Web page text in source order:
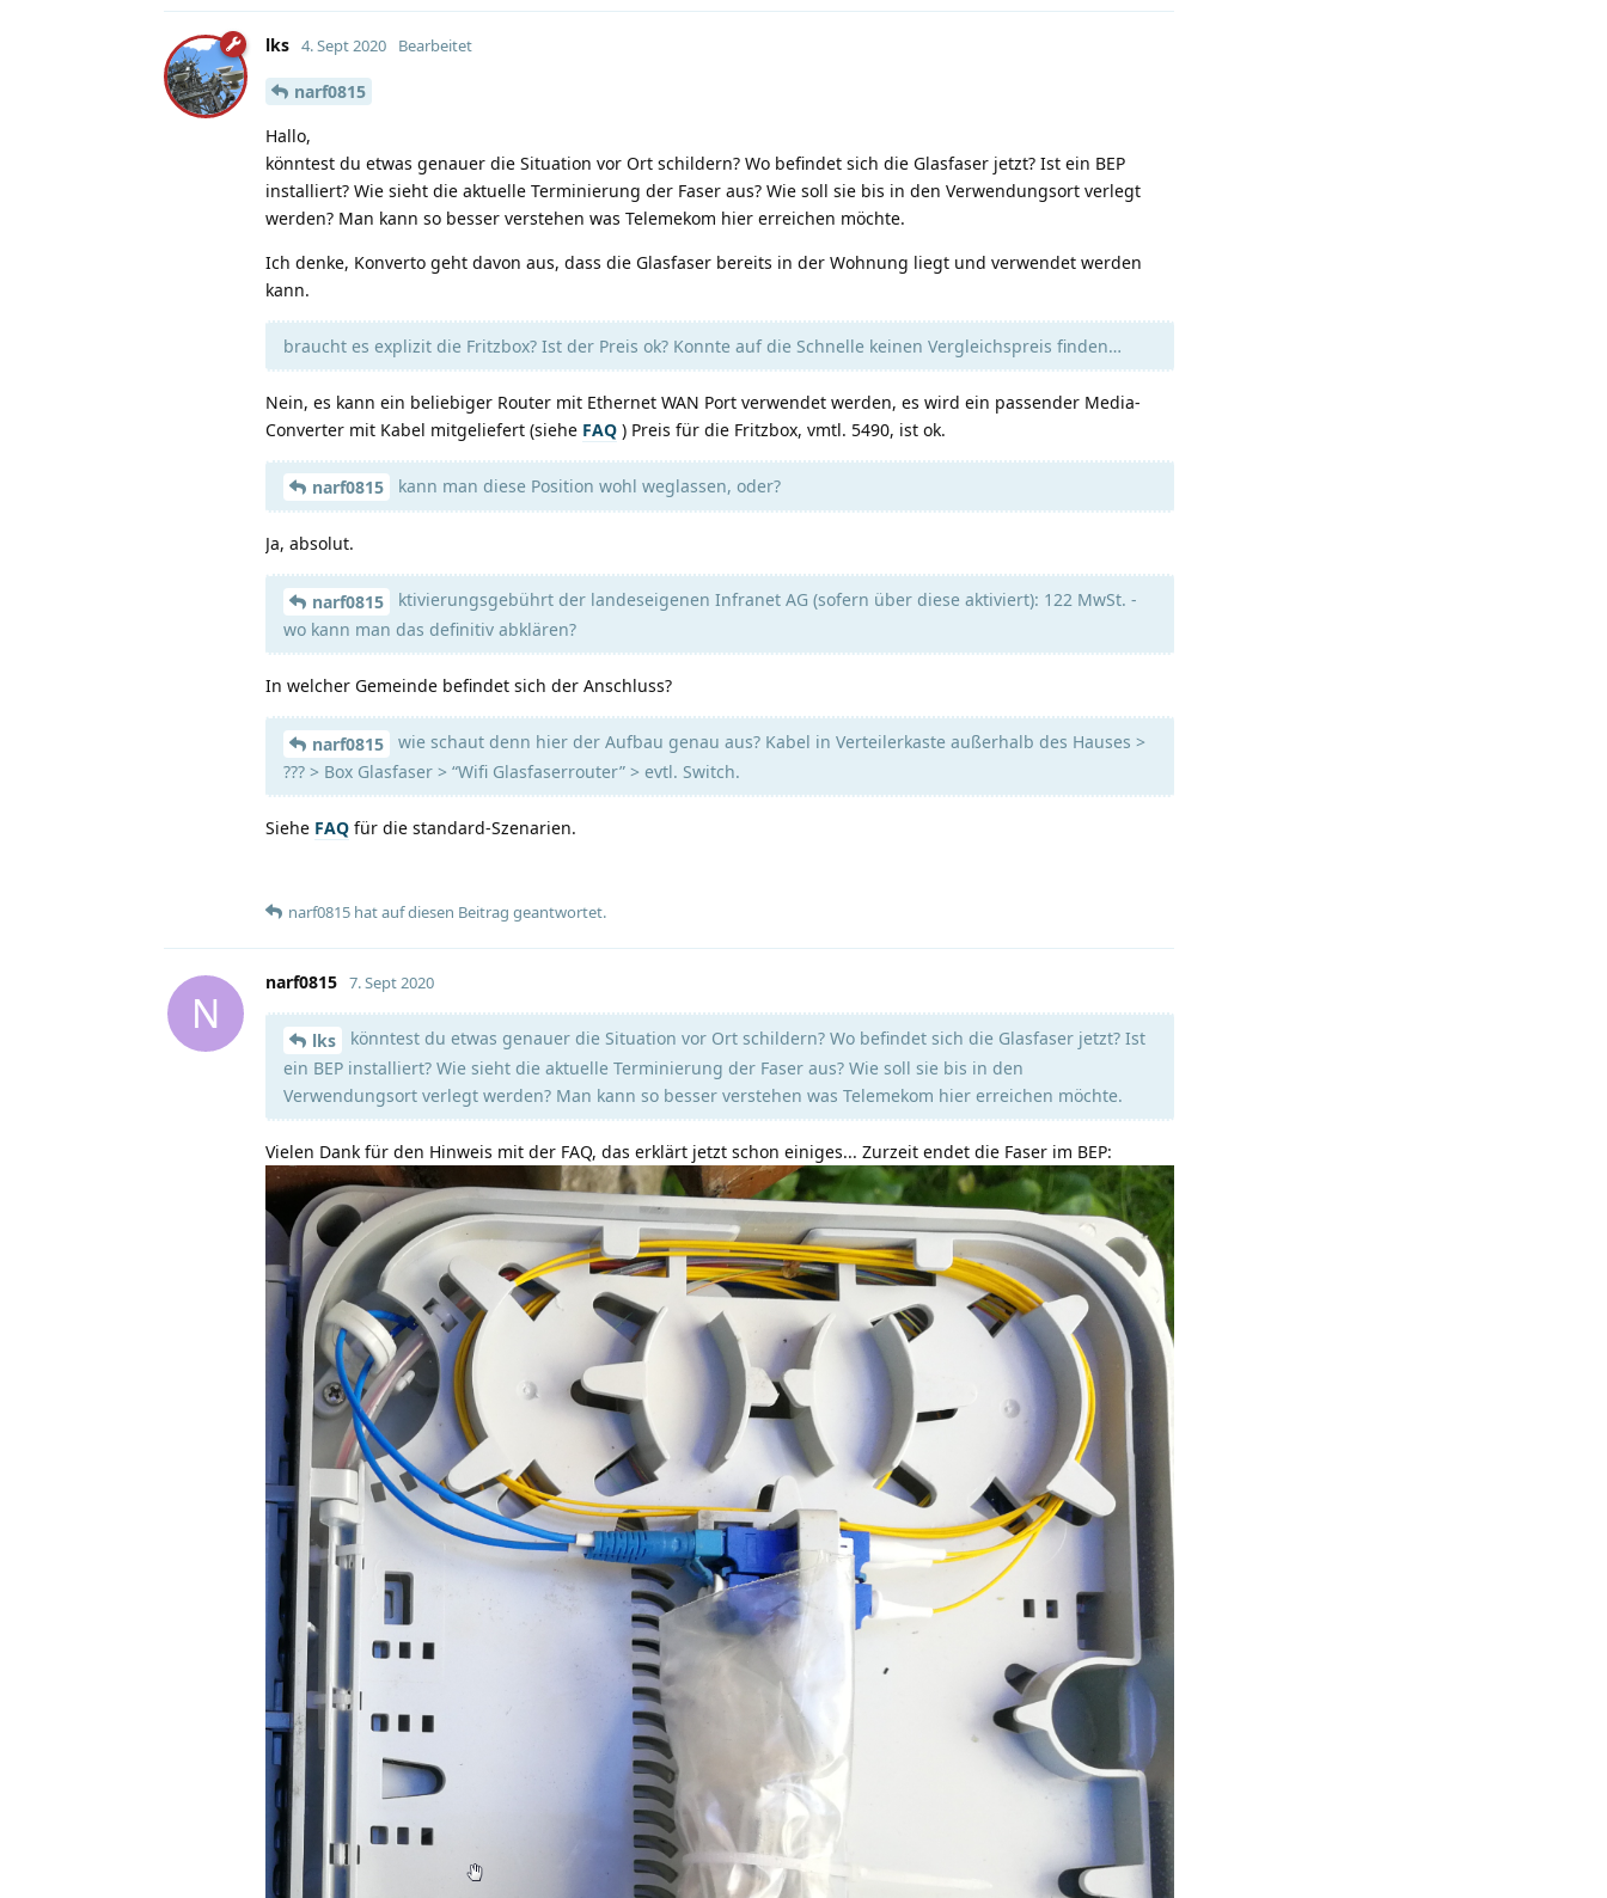
lks 4. Sept 2020 Bearbeitet
narf0815
Hallo,
könntest du etwas genauer die Situation vor Ort schildern? Wo befindet sich die Glasfaser jetzt? Ist ein BEP
installiert? Wie sieht die aktuelle Terminierung der Faser aus? Wie soll sie bis in den Verwendungsort verlegt
werden? Man kann so besser verstehen was Telemekom hier erreichen möchte.
Ich denke, Konverto geht davon aus, dass die Glasfaser bereits in der Wohnung liegt und verwendet werden
kann.
braucht es explizit die Fritzbox? Ist der Preis ok? Konnte auf die Schnelle keinen Vergleichspreis finden…
Nein, es kann ein beliebiger Router mit Ethernet WAN Port verwendet werden, es wird ein passender Media-
Converter mit Kabel mitgeliefert (siehe FAQ ) Preis für die Fritzbox, vmtl. 5490, ist ok.
narf0815 kann man diese Position wohl weglassen, oder?
Ja, absolut.
narf0815
ktivierungsgebührt der landeseigenen Infranet AG (sofern über diese aktiviert): 122 MwSt. -
wo kann man das definitiv abklären?
In welcher Gemeinde befindet sich der Anschluss?
narf0815
wie schaut denn hier der Aufbau genau aus? Kabel in Verteilerkaste außerhalb des Hauses >
??? > Box Glasfaser > “Wifi Glasfaserrouter” > evtl. Switch.
Siehe FAQ für die standard-Szenarien.
narf0815 hatauf diesen Beitrag geantwortet.
N
narf0815 7. Sept 2020
lks
könntest du etwas genauer die Situation vor Ort schildern? Wo befindet sich die Glasfaser jetzt? Ist
ein BEP installiert? Wie sieht die aktuelle Terminierung der Faser aus? Wie soll sie bis in den
Verwendungsort verlegt werden? Man kann so besser verstehen was Telemekom hier erreichen möchte.
Vielen Dank für den Hinweis mit der FAQ, das erklärt jetzt schon einiges... Zurzeit endet die Faser im BEP: